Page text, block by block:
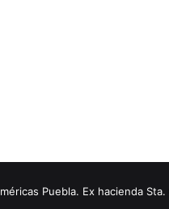
Puebla. Ex hacienda